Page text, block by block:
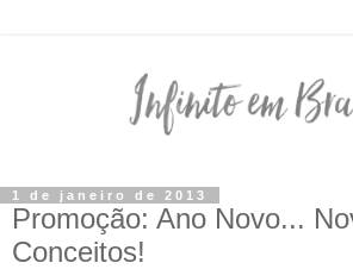
1 de janeiro de 2013
Promoção: Ano Novo...
Conceitos!